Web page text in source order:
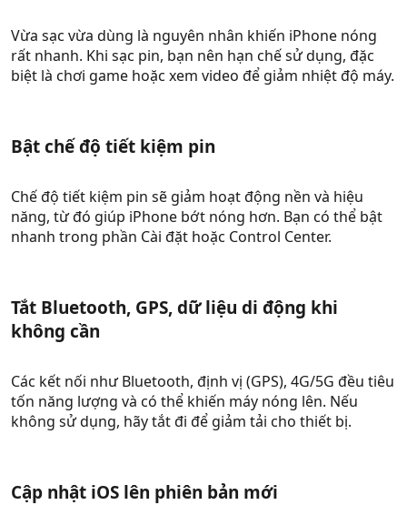
Vừa sạc vừa dùng là nguyên nhân khiến iPhone nóng
rất nhanh. Khi sạc pin, bạn nên hạn chế sử dụng, đặc
biệt là chơi game hoặc xem video để giảm nhiệt độ máy.
Bật chế độ tiết kiệm pin​
Chế độ tiết kiệm pin sẽ giảm hoạt động nền và hiệu
năng, từ đó giúp iPhone bớt nóng hơn. Bạn có thể bật
nhanh trong phần Cài đặt hoặc Control Center.
Tắt Bluetooth, GPS, dữ liệu di động khi
không cần​
Các kết nối như Bluetooth, định vị (GPS), 4G/5G đều tiêu
tốn năng lượng và có thể khiến máy nóng lên. Nếu
không sử dụng, hãy tắt đi để giảm tải cho thiết bị.
Cập nhật iOS lên phiên bản mới​